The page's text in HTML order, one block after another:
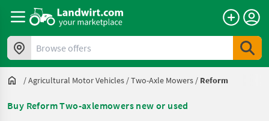
Browse offers
/Agricultural Motor Vehicles /Two-Axle Mowers / Reform
Buy Reform Two-axlemowers new or used